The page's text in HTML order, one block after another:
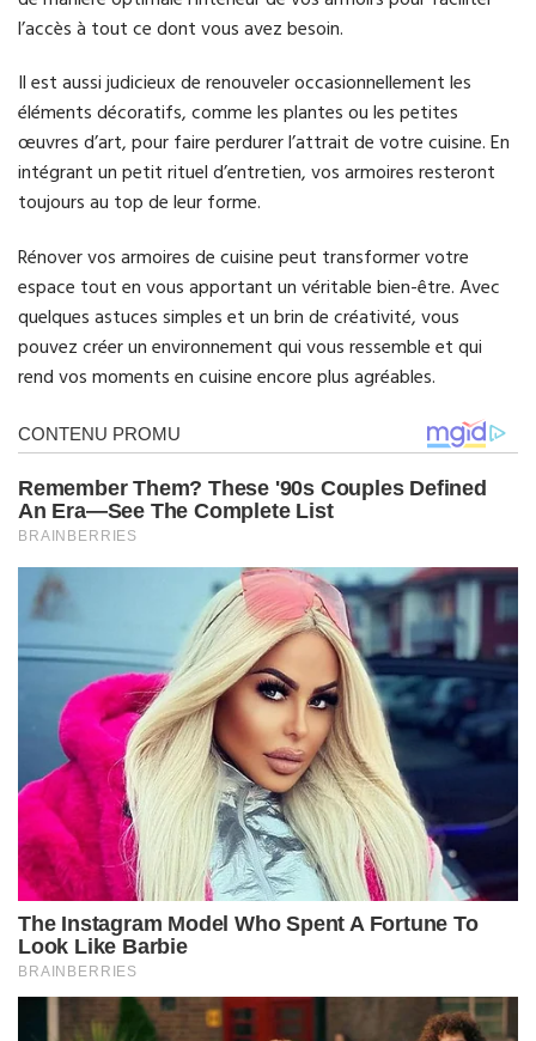
l’accès à tout ce dont vous avez besoin.
Il est aussi judicieux de renouveler occasionnellement les
éléments décoratifs, comme les plantes ou les petites
œuvres d’art, pour faire perdurer l’attrait de votre cuisine. En
intégrant un petit rituel d’entretien, vos armoires resteront
toujours au top de leur forme.
Rénover vos armoires de cuisine peut transformer votre
espace tout en vous apportant un véritable bien-être. Avec
quelques astuces simples et un brin de créativité, vous
pouvez créer un environnement qui vous ressemble et qui
rend vos moments en cuisine encore plus agréables.